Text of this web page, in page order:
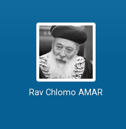
Rav Chlomo AMAR